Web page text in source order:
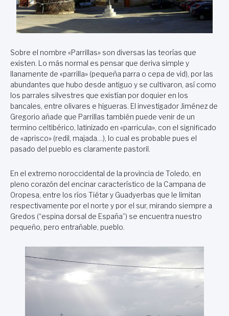
Sobre el nombre «Parrillas» son diversas las teorías que
existen. Lo más normal es pensar que deriva simple y
llanamente de «parrilla» (pequeña parra o cepa de vid), por las
abundantes que hubo desde antiguo y se cultivaron, así como
los parrales silvestres que existían por doquier en los
bancales, entre olivares e higueras. El investigador Jiménez de
Gregorio añade que Parrillas también puede venir de un
termino celtibérico, latinizado en «parricula», con el significado
de «aprisco» (redil, majada…), lo cual es probable pues el
pasado del pueblo es claramente pastoril.
En el extremo noroccidental de la provincia de Toledo, en
pleno corazón del encinar característico de la Campana de
Oropesa, entre los ríos Tiétar y Guadyerbas que le limitan
respectivamente por el norte y por el sur, mirando siempre a
Gredos (“espina dorsal de España”) se encuentra nuestro
pequeño, pero entrañable, pueblo.